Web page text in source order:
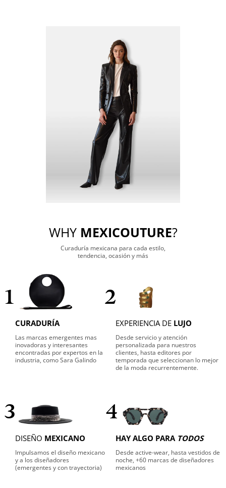
WHY MEXICOUTURE?
Curaduría mexicana para cada estilo,
tendencia, ocasión y más
1
CURADURÍA
Las marcas emergentes mas
inovadoras y interesantes
encontradas por expertos en la
industria, como Sara Galindo
2
EXPERIENCIA DE LUJO
Desde servicio y atención
personalizada para nuestros
clientes, hasta editores por
temporada que seleccionan lo mejor
de la moda recurrentemente.
3
DISEÑO MEXICANO
Impulsamos el diseño mexicano
y a los diseñadores
(emergentes y con trayectoria)
4
HAY ALGO PARA TODOS
Desde active-wear, hasta vestidos de
noche, +60 marcas de diseñadores
mexicanos